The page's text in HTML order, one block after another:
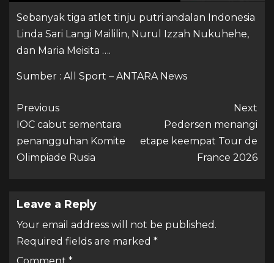
Sebanyak tiga atlet tinju putri andalan Indonesia
Linda Sari Langi Maililin, Nurul Izzah Nukuhehe,
dan Maria Meisita ….
Sumber : All Sport – ANTARA News
Previous
IOC cabut sementara
penangguhan Komite
Olimpiade Rusia
Next
Pedersen menangi
etape keempat Tour de
France 2026
Leave a Reply
Your email address will not be published.
Required fields are marked *
Comment *